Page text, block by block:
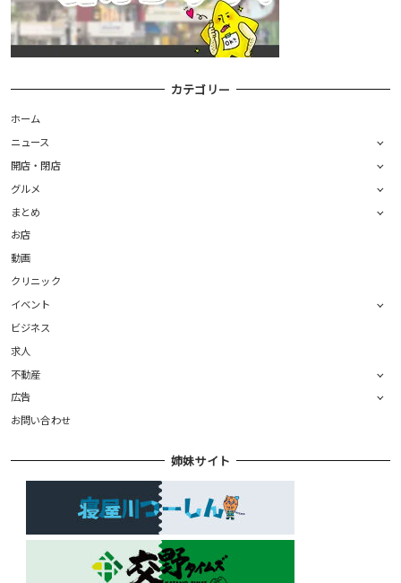
カテゴリー
ホーム
ニュース
開店・閉店
グルメ
まとめ
お店
動画
クリニック
イベント
ビジネス
求人
不動産
広告
お問い合わせ
姉妹サイト